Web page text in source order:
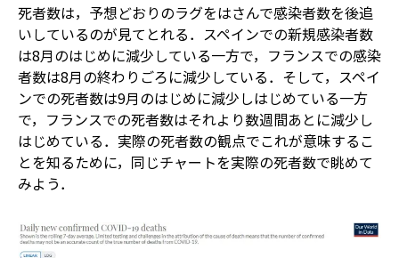
死者数は，予想どおりのラグをはさんで感染者数を後追
いしているのが見てとれる．スペインでの新規感染者数
は8月のはじめに減少している一方で，フランスでの感染
者数は8月の終わりごろに減少している．そして，スペイ
ンでの死者数は9月のはじめに減少しはじめている一方
で，フランスでの死者数はそれより数週間あとに減少し
はじめている．実際の死者数の観点でこれが意味するこ
とを知るために，同じチャートを実際の死者数で眺めて
みよう．